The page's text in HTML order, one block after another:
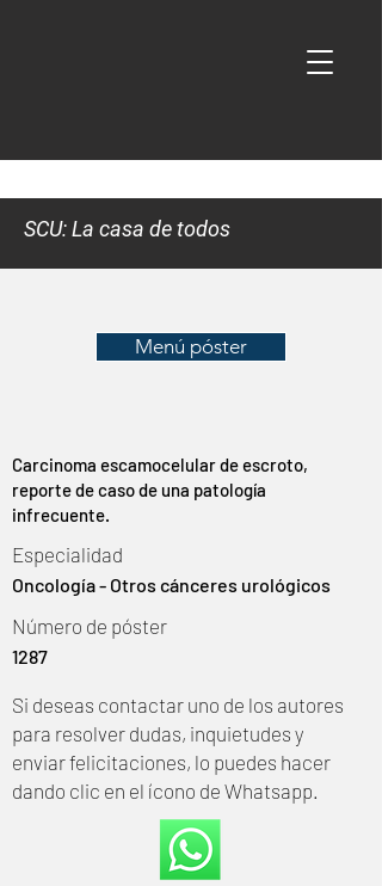
SCU: La casa de todos
Menú póster
Carcinoma escamocelular de escroto,
reporte de caso de una patología
infrecuente.
Especialidad
Oncología - Otros cánceres urológicos
Número de póster
1287
Si deseas contactar uno de los autores
para resolver dudas, inquietudes y
enviar felicitaciones, lo puedes hacer
dando clic en el ícono de Whatsapp.